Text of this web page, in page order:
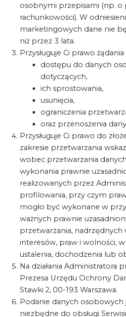
osobnymi przepisami (np. o
rachunkowości). W
marketingowych dane nie
niż przez 3 lata.
Przysługuje Ci prawo
dostępu do danych
dotyczących,
ich sprostowania,
usunięcia,
ograniczenia
oraz przenoszenia
Przysługuje Ci prawo do
zakresie przetwarzania
wobec przetwarzania
wykonania prawnie
realizowanych przez
profilowania, przy czym
mogło być wykonane w
ważnych prawnie
przetwarzania, nadrzędnych
interesów, praw i wolności,
ustalenia, dochodzenia lub
Na działania Administratora
Prezesa Urzędu Ochrony
Stawki 2, 00-193 Warszawa.
Podanie danych
niezbędne do obsługi